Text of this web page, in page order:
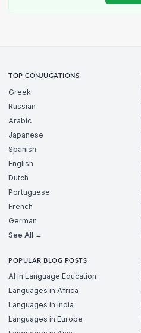
TOP CONJUGATIONS
Greek
Russian
Arabic
Japanese
Spanish
English
Dutch
Portuguese
French
German
See All →
POPULAR BLOG POSTS
AI in Language Education
Languages in Africa
Languages in India
Languages in Europe